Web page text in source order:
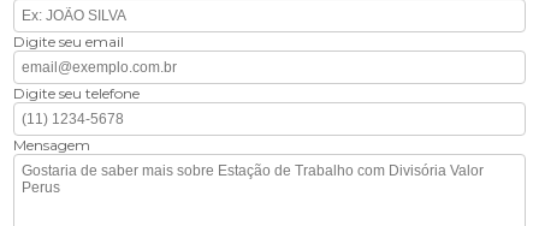
Digite seu email
Digite seu telefone
Mensagem